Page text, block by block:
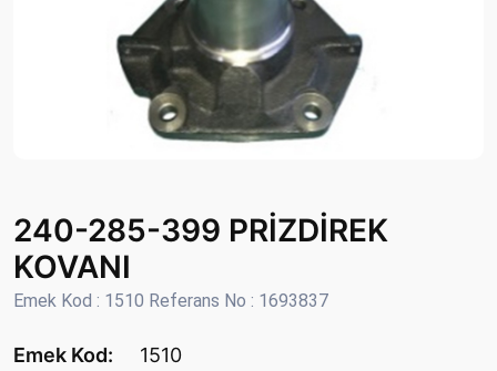
240-285-399 PRİZDİREK
KOVANI
Emek Kod : 1510 Referans No : 1693837
Emek Kod:
1510